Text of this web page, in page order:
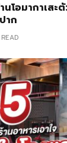
อมากาเสะตั
าก